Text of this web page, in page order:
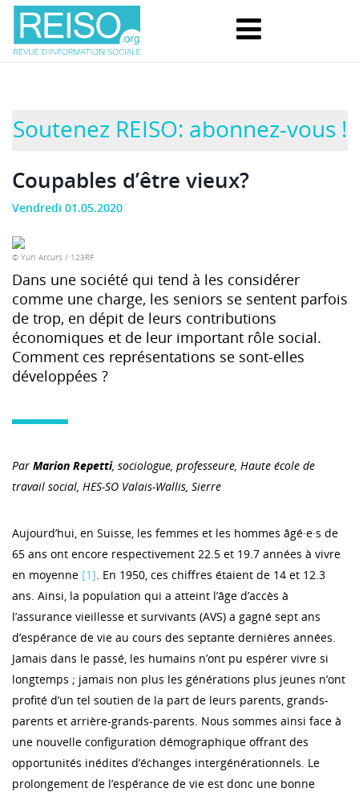
Soutenez REISO: abonnez-vous !
Coupables d’être vieux?
Vendredi 01.05.2020
© Yuri Arcurs / 123RF
Dans une société qui tend à les considérer
comme une charge, les seniors se sentent parfois
de trop, en dépit de leurs contributions
économiques et de leur important rôle social.
Comment ces représentations se sont-elles
développées ?
Par Marion Repetti, sociologue, professeure, Haute école de
travail social, HES-SO Valais-Wallis, Sierre
Aujourd’hui, en Suisse, les femmes et les hommes âgé·e·s de
65 ans ont encore respectivement 22.5 et 19.7 années à vivre
en moyenne [1]. En 1950, ces chiffres étaient de 14 et 12.3
ans. Ainsi, la population qui a atteint l’âge d’accès à
l’assurance vieillesse et survivants (AVS) a gagné sept ans
d’espérance de vie au cours des septante dernières années.
Jamais dans le passé, les humains n’ont pu espérer vivre si
longtemps ; jamais non plus les générations plus jeunes n’ont
profité d’un tel soutien de la part de leurs parents, grands-
parents et arrière-grands-parents. Nous sommes ainsi face à
une nouvelle configuration démographique offrant des
opportunités inédites d’échanges intergénérationnels. Le
prolongement de l’espérance de vie est donc une bonne